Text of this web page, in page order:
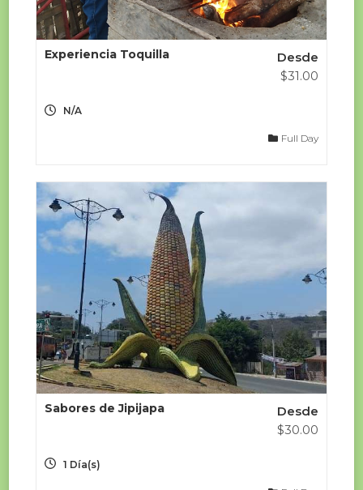
Experiencia Toquilla
Desde
$31.00
N/A
Full Day
Sabores de Jipijapa
Desde
$30.00
1 Día(s)